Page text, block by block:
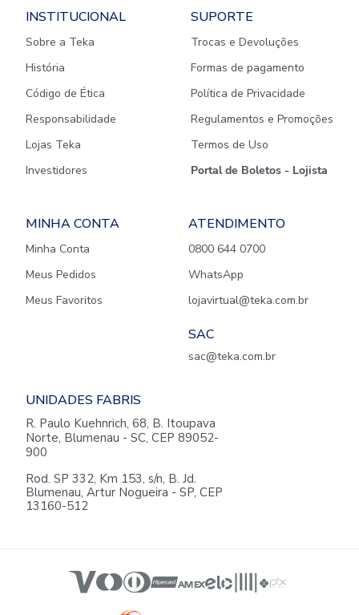
INSTITUCIONAL
Sobre a Teka
História
Código de Ética
Responsabilidade
Lojas Teka
Investidores
SUPORTE
Trocas e Devoluções
Formas de pagamento
Política de Privacidade
Regulamentos e Promoções
Termos de Uso
Portal de Boletos - Lojista
MINHA CONTA
Minha Conta
Meus Pedidos
Meus Favoritos
ATENDIMENTO
0800 644 0700
WhatsApp
lojavirtual@teka.com.br
SAC
sac@teka.com.br
UNIDADES FABRIS
R. Paulo Kuehnrich, 68, B. Itoupava
Norte, Blumenau - SC, CEP 89052-
900
Rod. SP 332, Km 153, s/n, B. Jd.
Blumenau, Artur Nogueira - SP, CEP
13160-512